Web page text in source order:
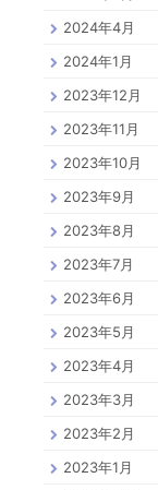
2024年4月
2024年1月
2023年12月
2023年11月
2023年10月
2023年9月
2023年8月
2023年7月
2023年6月
2023年5月
2023年4月
2023年3月
2023年2月
2023年1月